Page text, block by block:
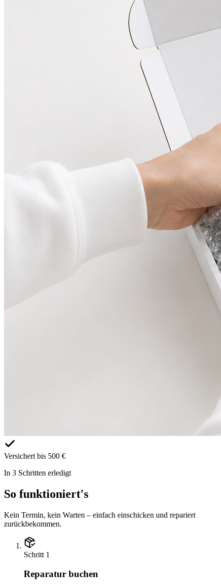
Versichert bis 500 €
In 3 Schritten erledigt
So funktioniert's
Kein Termin, kein Warten – einfach einschicken und repariert
zurückbekommen.
Schritt 1
Reparatur buchen